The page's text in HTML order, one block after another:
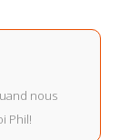
nous
Phil!